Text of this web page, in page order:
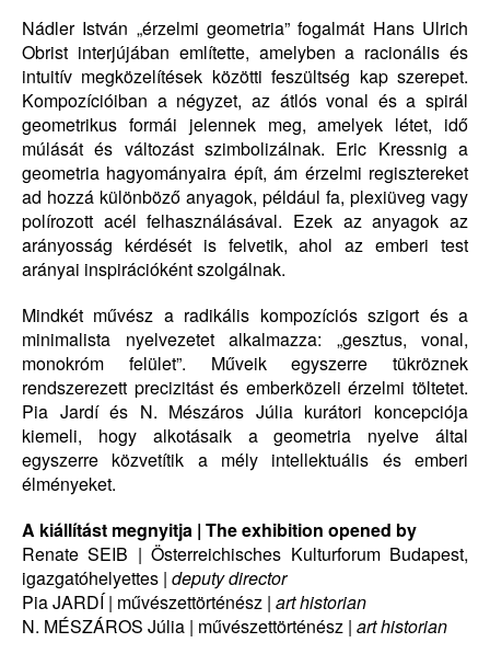
Nádler István „érzelmi geometria” fogalmát Hans Ulrich
Obrist interjújában említette, amelyben a racionális és
intuitív megközelítések közötti feszültség kap szerepet.
Kompozícióiban a négyzet, az átlós vonal és a spirál
geometrikus formái jelennek meg, amelyek létet, idő
múlását és változást szimbolizálnak. Eric Kressnig a
geometria hagyományaira épít, ám érzelmi regisztereket
ad hozzá különböző anyagok, például fa, plexiüveg vagy
polírozott acél felhasználásával. Ezek az anyagok az
arányosság kérdését is felvetik, ahol az emberi test
arányai inspirációként szolgálnak.
Mindkét művész a radikális kompozíciós szigort és a
minimalista nyelvezetet alkalmazza: „gesztus, vonal,
monokróm felület”. Műveik egyszerre tükröznek
rendszerezett precizitást és emberközeli érzelmi töltetet.
Pia Jardí és N. Mészáros Júlia kurátori koncepciója
kiemeli, hogy alkotásaik a geometria nyelve által
egyszerre közvetítik a mély intellektuális és emberi
élményeket.
A kiállítást megnyitja | The exhibition opened by
Renate SEIB | Österreichisches Kulturforum Budapest,
igazgatóhelyettes | deputy director
Pia JARDÍ | művészettörténész | art historian
N. MÉSZÁROS Júlia | művészettörténész | art historian